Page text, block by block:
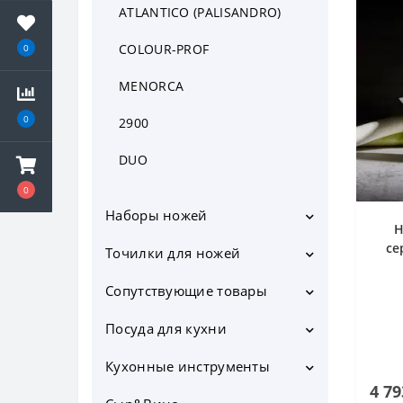
0
0
0
ATLANTICO (PALISANDRO)
COLOUR-PROF
MENORCA
2900
DUO
Наборы ножей
Точилки для ножей
ножей
Механические точилки для
Сопутствующие товары
ножей
Посуда для кухни
Кухонные инструменты
4